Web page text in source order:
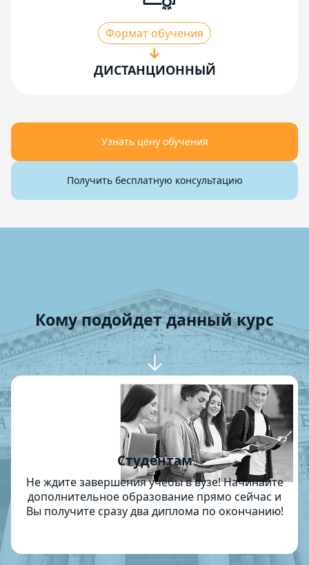
Формат обучения
ДИСТАНЦИОННЫЙ
Узнать цену обучения
Получить бесплатную консультацию
Кому подойдет данный курс
Студентам
Не ждите завершения учёбы в вузе! Начинайте
дополнительное образование прямо сейчас и
Вы получите сразу два диплома по окончанию!